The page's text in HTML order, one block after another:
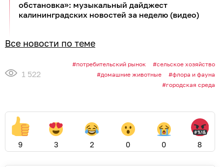
обстановка»: музыкальный дайджест
калининградских новостей за неделю (видео)
Все новости по теме
1 522
потребительский рынок
сельское хозяйство
домашние животные
флора и фауна
городская среда
9 3 2 0 0 8